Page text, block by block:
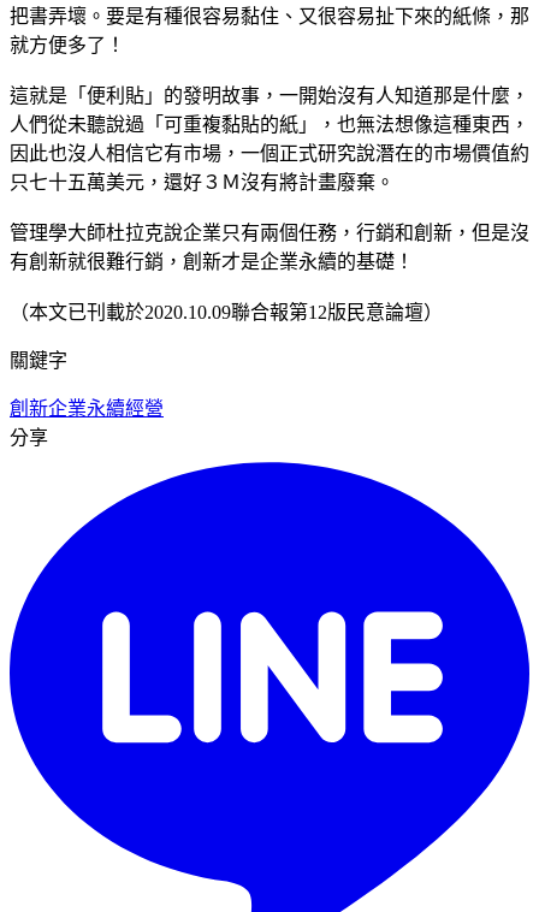
把書弄壞。要是有種很容易黏住、又很容易扯下來的紙條，那
就方便多了！
這就是「便利貼」的發明故事，一開始沒有人知道那是什麼，
人們從未聽說過「可重複黏貼的紙」，也無法想像這種東西，
因此也沒人相信它有市場，一個正式研究說潛在的市場價值約
只七十五萬美元，還好３Ｍ沒有將計畫廢棄。
管理學大師杜拉克說企業只有兩個任務，行銷和創新，但是沒
有創新就很難行銷，創新才是企業永續的基礎！
（本文已刊載於2020.10.09聯合報第12版民意論壇）
關鍵字
創新企業永續經營
分享